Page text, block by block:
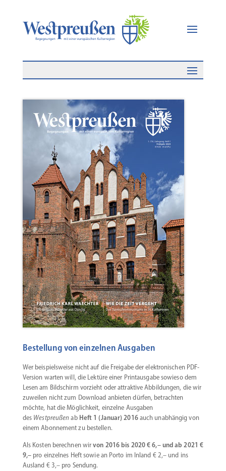
Bestellung von einzelnen Ausgaben
Wer beispiels­weise nicht auf die Freigabe der elektro­ni­schen PDF-
Version warten will, die Lektüre einer Print­ausgabe sowieso dem
Lesen am Bildschirm vorzieht oder attraktive Abbil­dungen, die wir
zuweilen nicht zum Download anbieten dürfen, betrachten
möchte, hat die Möglichkeit, einzelne Ausgaben
des Westpreußen ab Heft 1 (Januar) 2016auch unabhängig von
einem Abonnement zu bestellen.
Als Kosten berechnen wirvon 2016 bis 2020 €6,– und ab 2021 €
9,– pro einzelnes Heft sowie an Porto im Inland € 2,– und ins
Ausland € 3,– pro Sendung.